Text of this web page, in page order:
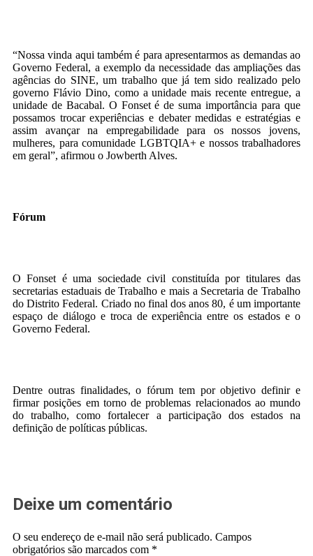
“Nossa vinda aqui também é para apresentarmos as demandas ao
Governo Federal, a exemplo da necessidade das ampliações das
agências do SINE, um trabalho que já tem sido realizado pelo
governo Flávio Dino, como a unidade mais recente entregue, a
unidade de Bacabal. O Fonset é de suma importância para que
possamos trocar experiências e debater medidas e estratégias e
assim avançar na empregabilidade para os nossos jovens,
mulheres, para comunidade LGBTQIA+ e nossos trabalhadores
em geral”, afirmou o Jowberth Alves.
Fórum
O Fonset é uma sociedade civil constituída por titulares das
secretarias estaduais de Trabalho e mais a Secretaria de Trabalho
do Distrito Federal. Criado no final dos anos 80, é um importante
espaço de diálogo e troca de experiência entre os estados e o
Governo Federal.
Dentre outras finalidades, o fórum tem por objetivo definir e
firmar posições em torno de problemas relacionados ao mundo
do trabalho, como fortalecer a participação dos estados na
definição de políticas públicas.
Deixe um comentário
O seu endereço de e-mail não será publicado. Campos
obrigatórios são marcados com *